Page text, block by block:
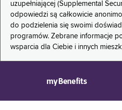
uzupełniającej (Supplemental
odpowiedzi są całkowicie
do podzielenia się swoimi
programów. Zebrane informacje
wsparcia dla Ciebie i innych
myBenefits